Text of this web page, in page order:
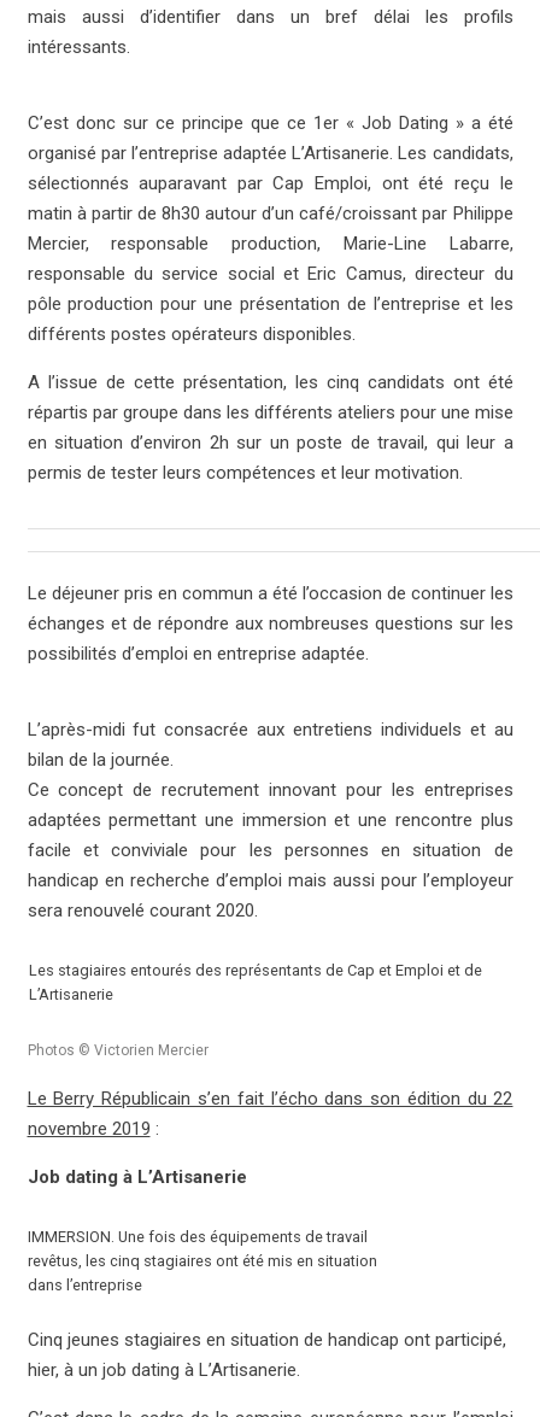
mais aussi d’identifier dans un bref délai les profils
intéressants.
C’est donc sur ce principe que ce 1er « Job Dating » a été
organisé par l’entreprise adaptée L’Artisanerie. Les candidats,
sélectionnés auparavant par Cap Emploi, ont été reçu le
matin à partir de 8h30 autour d’un café/croissant par Philippe
Mercier, responsable production, Marie-Line Labarre,
responsable du service social et Eric Camus, directeur du
pôle production pour une présentation de l’entreprise et les
différents postes opérateurs disponibles.
A l’issue de cette présentation, les cinq candidats ont été
répartis par groupe dans les différents ateliers pour une mise
en situation d’environ 2h sur un poste de travail, qui leur a
permis de tester leurs compétences et leur motivation.
Le déjeuner pris en commun a été l’occasion de continuer les
échanges et de répondre aux nombreuses questions sur les
possibilités d’emploi en entreprise adaptée.
L’après-midi fut consacrée aux entretiens individuels et au
bilan de la journée.
Ce concept de recrutement innovant pour les entreprises
adaptées permettant une immersion et une rencontre plus
facile et conviviale pour les personnes en situation de
handicap en recherche d’emploi mais aussi pour l’employeur
sera renouvelé courant 2020.
Les stagiaires entourés des représentants de Cap et Emploi et de
L’Artisanerie
Photos © Victorien Mercier
Le Berry Républicain s’en fait l’écho dans son édition du 22
novembre 2019 :
Job dating à L’Artisanerie
IMMERSION. Une fois des équipements de travail
revêtus, les cinq stagiaires ont été mis en situation
dans l’entreprise
Cinq jeunes stagiaires en situation de handicap ont participé,
hier, à un job dating à L’Artisanerie.